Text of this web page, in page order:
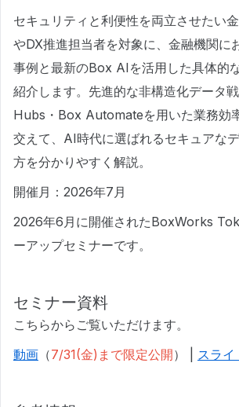
セキュリティと利便性を両立させたい
やDX推進担当者を対象に、金融機関に
事例と最新のBox AIを活用した具体的
紹介します。先進的な非構造化データ
Hubs・Box Automateを用いた業務効
交えて、AI時代に選ばれるセキュアな
方を分かりやすく解説。
開催月：2026年7月
2026年6月に開催されたBoxWorks
ーアップセミナーです。
セミナー資料
こちらからご覧いただけます。
動画 （7/31(金)まで限定公開） | スライ